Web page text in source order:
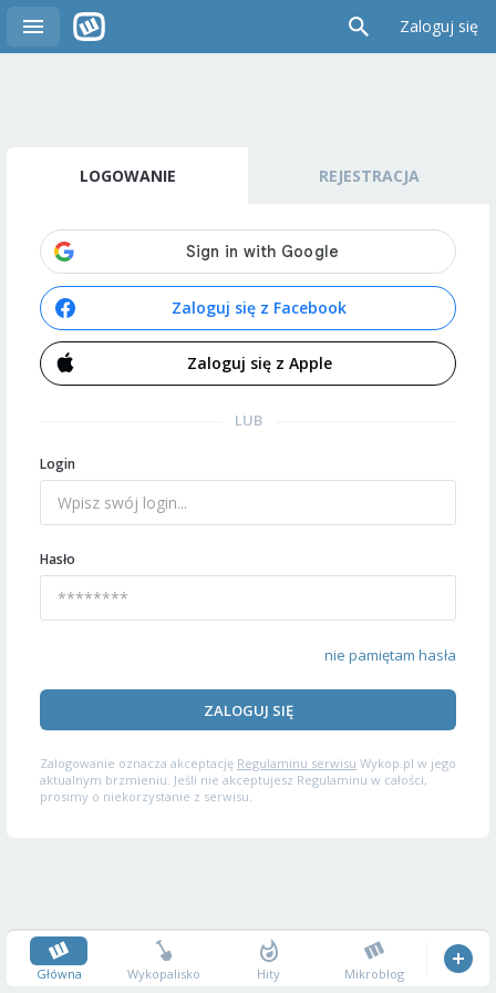
Zaloguj się
LOGOWANIE REJESTRACJA
Zaloguj się z Facebook
Zaloguj się z Apple
LUB
Login
Hasło
nie pamiętam hasła
ZALOGUJ SIĘ
Zalogowanie oznacza akceptację Regulaminu serwisu Wykop.pl w jego
aktualnym brzmieniu. Jeśli nie akceptujesz Regulaminu w całości,
prosimy o niekorzystanie z serwisu.
Główna Wykopalisko Hity Mikroblog